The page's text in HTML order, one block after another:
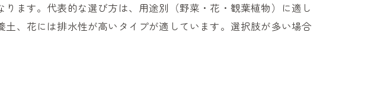
の基本
方とコツ
機培養土の見極め方
ます。代表的な選び方は、用途別（野菜・花・観葉植物）に適し
、花には排水性が高いタイプが適しています。選択肢が多い場合